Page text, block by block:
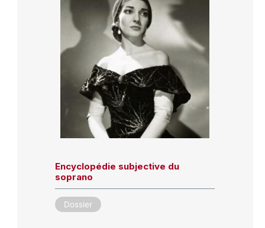
Encyclopédie subjective du
soprano
Dossier